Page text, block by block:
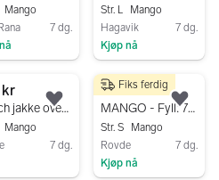
Mango
7 dg.
Str. L
Mango
Hagavik
7 dg.
Kjøp nå
kr
Trench jakke oversized skinn effekt Strs. S -kan passe til større størrelser
Mango
7 dg.
Legg til som favoritt.
500 kr
MANGO - Fyll: 70 % hvit andedun, 30 % ande fjær -Strs. S
Str. S
Mango
Rovde
7 dg.
Kjøp nå
Fiks ferdig